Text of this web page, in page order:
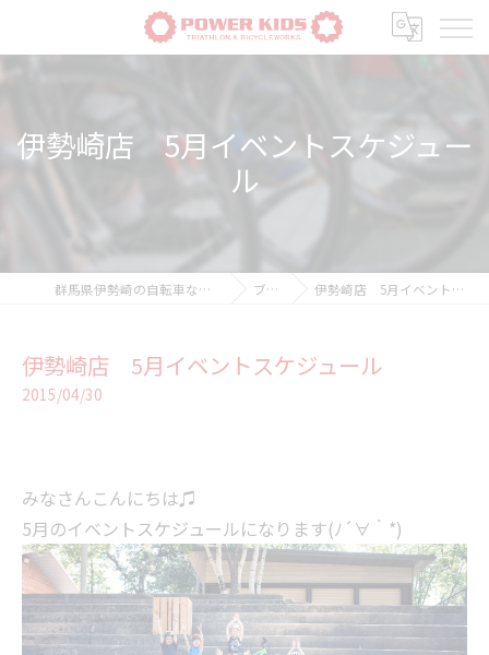
伊勢崎店 5月イベントスケジュー
ル
群馬県伊勢崎の自転車ならPOWER-KIDS ブログ 伊勢崎店 5月イベントスケジュール
伊勢崎店 5月イベントスケジュール
2015/04/30
みなさんこんにちは♫
5月のイベントスケジュールになります(ﾉ´∀｀*)